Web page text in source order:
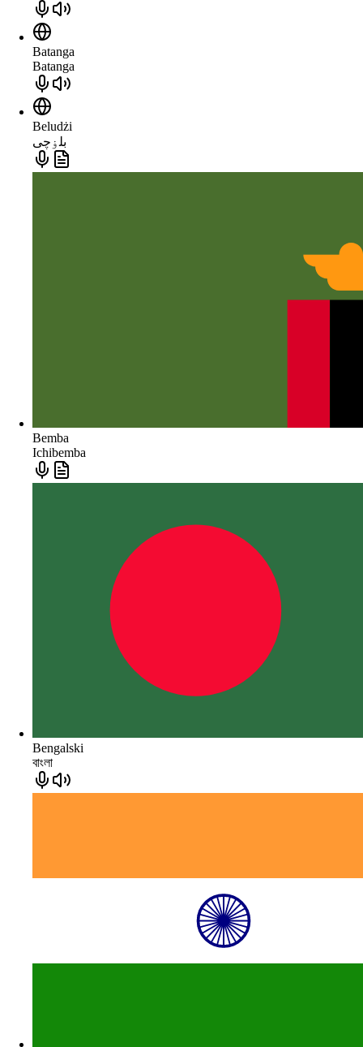
Batanga
Batanga
Beludżi
بلۏچی
Bemba
Ichibemba
Bengalski
বাংলা